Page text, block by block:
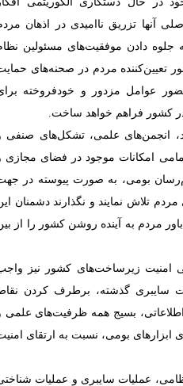
تزریق ناامیدی در اذهان مردم
دادن موفقیت‌های مسئولین نظام
مردم در صحنه‌های حمایت
عوامل مزدور و خودفروخته برای
کشور فراهم خواهد ساخت.
انجمن‌های علمی، تشکل‌های صنفی و
امکانات موجود در فضای مجازی و
بومی، به صورت پیوسته در جهت
تلاش نمایند و نگذارند دشمنان این
مردم به آینده روشن کشور را از بین
امنیت زیرساخت‌های کشور نیز واجب
سایبری گذشته، برطرف کردن نقاط
بسیج همه ظرفیت‌های علمی و
بومی، نسبت به ارتقای امنیت
عملیات سایبری و عملیات شناختی